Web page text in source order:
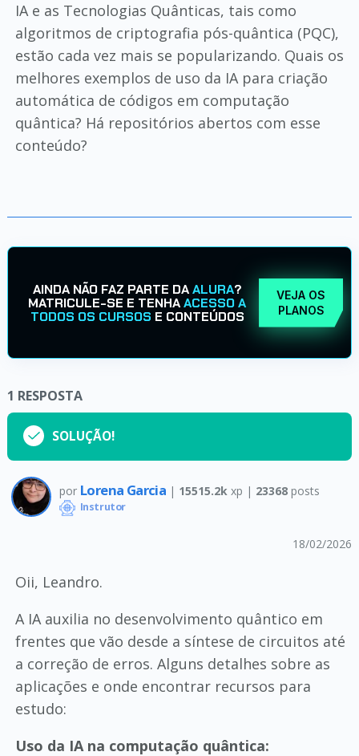
IA e as Tecnologias Quânticas, tais como
algoritmos de criptografia pós-quântica (PQC),
estão cada vez mais se popularizando. Quais os
melhores exemplos de uso da IA para criação
automática de códigos em computação
quântica? Há repositórios abertos com esse
conteúdo?
AINDA NÃO FAZ PARTE DAALURA?
MATRICULE-SE E TENHAACESSO A
TODOS OS CURSOS E CONTEÚDOS
VEJA OS
PLANOS
1 RESPOSTA
SOLUÇÃO!
por Lorena Garcia | 15515.2k xp | 23368posts
Instrutor
18/02/2026
Oii, Leandro.
A IA auxilia no desenvolvimento quântico em
frentes que vão desde a síntese de circuitos até
a correção de erros. Alguns detalhes sobre as
aplicações e onde encontrar recursos para
estudo:
Uso da IA na computação quântica: